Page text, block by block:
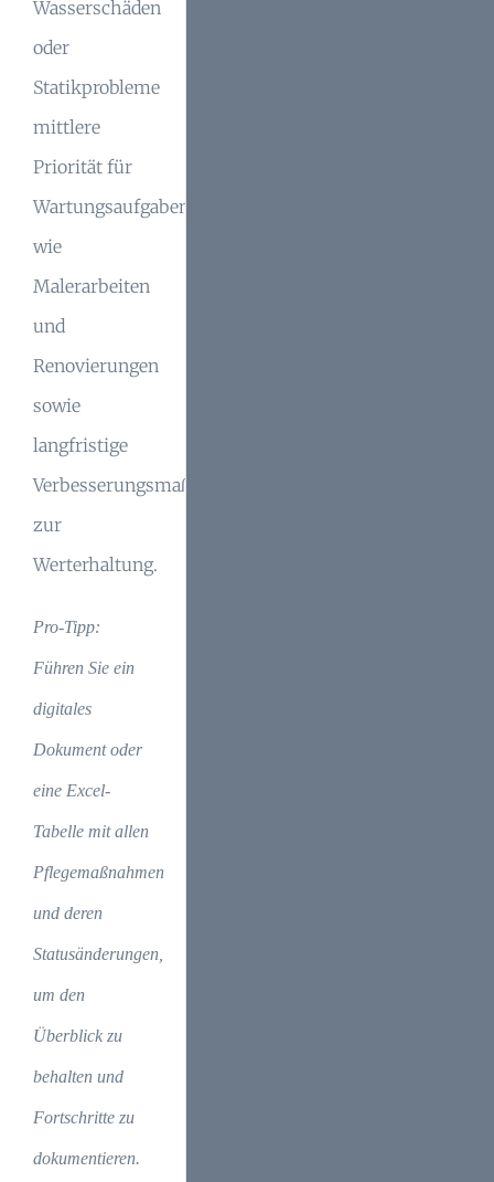
Wasserschäden
oder
Statikprobleme
mittlere
Priorität für
Wartungsaufgaben
wie
Malerarbeiten
und
Renovierungen
sowie
langfristige
Verbesserungsmaßnahmen
zur
Werterhaltung.
Pro-Tipp:
Führen Sie ein
digitales
Dokument oder
eine Excel-
Tabelle mit allen
Pflegemaßnahmen
und deren
Statusänderungen,
um den
Überblick zu
behalten und
Fortschritte zu
dokumentieren.